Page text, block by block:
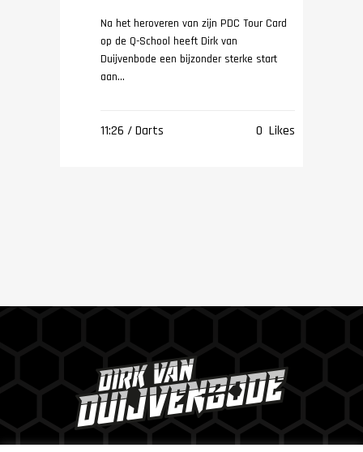
Na het heroveren van zijn PDC Tour Card
op de Q-School heeft Dirk van
Duijvenbode een bijzonder sterke start
aan...
11:26 /Darts 0 Likes